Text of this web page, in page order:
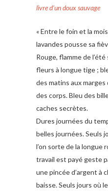
livre d’un doux sauvage
« Entre le foin et la
lavandes pousse sa
Rouge, flamme de
fleurs à longue tige ;
des matins aux
des corps. Bleu des
caches secrètes.
Dures journées du
belles journées. Seuls
l’on sorte de la longue
travail est payé geste
une pincée d’argent à
baisse. Seuls jours où